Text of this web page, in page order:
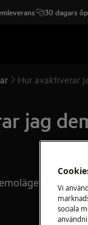
30 dagars
Hur avaktiverar
jag
på min
Vi
sociala